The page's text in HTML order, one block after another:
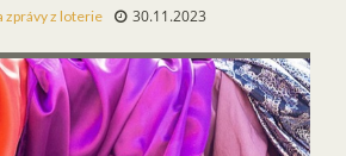
zprávy z loterie 30.11.2023